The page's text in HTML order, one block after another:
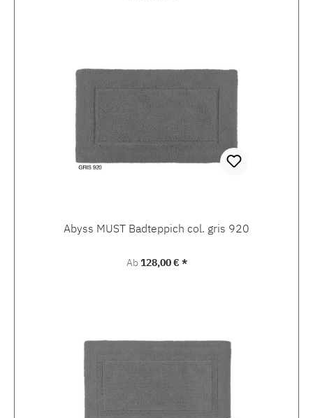
Abyss MUST Badteppich col. gris 920
Regulärer Preis:
Ab128,00 € *